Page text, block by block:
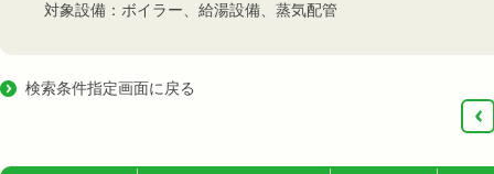
対象設備：ボイラー、給湯設備、蒸気配管
検索条件指定画面に戻る
‹